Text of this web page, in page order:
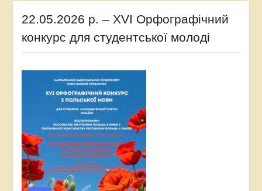
22.05.2026 р. – XVI Орфографічний
конкурс для студентської молоді